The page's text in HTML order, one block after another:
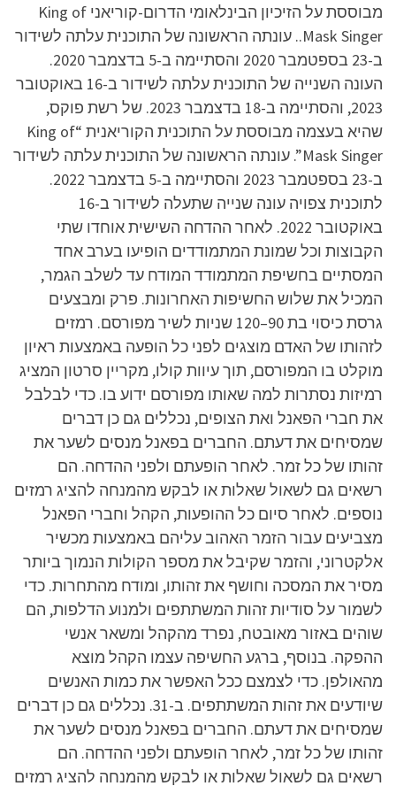
מבוססת על הזיכיון הבינלאומי הדרום-קוריאני King of
Mask Singer.. עונתה הראשונה של התוכנית עלתה לשידור
ב-23 בספטמבר 2020 והסתיימה ב-5 בדצמבר 2020.
העונה השנייה של התוכנית עלתה לשידור ב-16 באוקטובר
2023, והסתיימה ב-18 בדצמבר 2023. של רשת פוקס,
שהיא בעצמה מבוססת על התוכנית הקוריאנית “King of
Mask Singer”. עונתה הראשונה של התוכנית עלתה לשידור
ב-23 בספטמבר 2023 והסתיימה ב-5 בדצמבר 2022.
לתוכנית צפויה עונה שנייה שתעלה לשידור ב-16
באוקטובר 2022. לאחר ההדחה השישית אוחדו שתי
הקבוצות וכל שמונת המתמודדים הופיעו בערב אחד
המסתיים בחשיפת המתמודד המודח עד לשלב הגמר,
המכיל את שלוש החשיפות האחרונות. פרק ומבצעים
גרסת כיסוי בת 90–120 שניות לשיר מפורסם. רמזים
לזהותו של האדם מוצגים לפני כל הופעה באמצעות ראיון
מוקלט בו המפורסם, תוך עיוות קולו, מקריין סרטון המציג
רמיזות נסתרות למה שאותו מפורסם ידוע בו. כדי לבלבל
את חברי הפאנל ואת הצופים, נכללים גם כן דברים
שמסיחים את דעתם. החברים בפאנל מנסים לשער את
זהותו של כל זמר. לאחר הופעתם ולפני ההדחה. הם
רשאים גם לשאול שאלות או לבקש מהמנחה להציג רמזים
נוספים. לאחר סיום כל ההופעות, הקהל וחברי הפאנל
מצביעים עבור הזמר האהוב עליהם באמצעות מכשיר
אלקטרוני, והזמר שקיבל את מספר הקולות הנמוך ביותר
מסיר את המסכה וחושף את זהותו, ומודח מהתחרות. כדי
לשמור על סודיות זהות המשתתפים ולמנוע הדלפות, הם
שוהים באזור מאובטח, נפרד מהקהל ומשאר אנשי
ההפקה. בנוסף, ברגע החשיפה עצמו הקהל מוצא
מהאולפן. כדי לצמצם ככל האפשר את כמות האנשים
שיודעים את זהות המשתתפים. ב-31. נכללים גם כן דברים
שמסיחים את דעתם. החברים בפאנל מנסים לשער את
זהותו של כל זמר, לאחר הופעתם ולפני ההדחה. הם
רשאים גם לשאול שאלות או לבקש מהמנחה להציג רמזים